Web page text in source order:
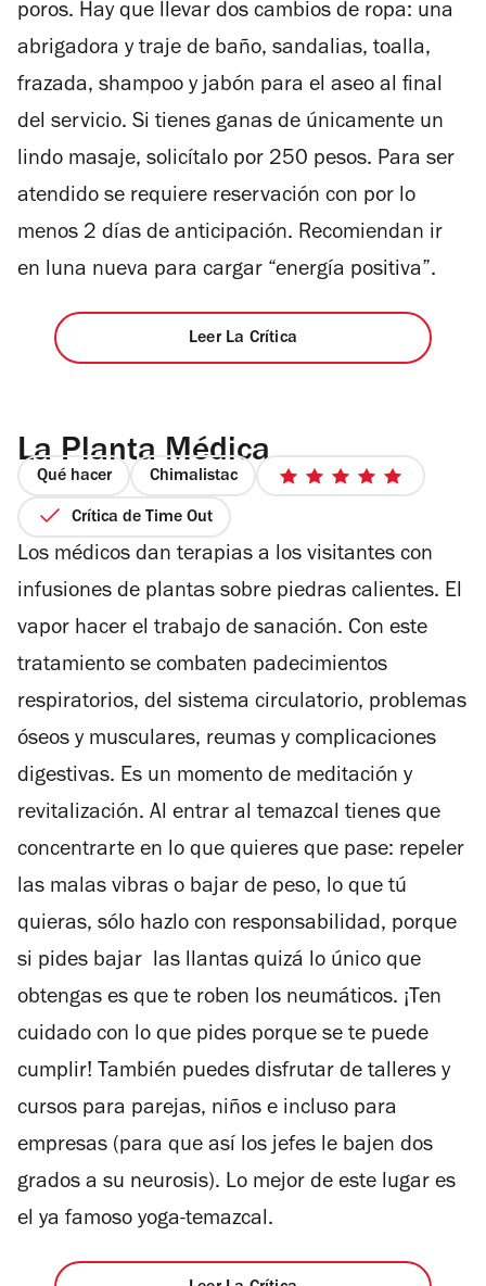
poros. Hay que llevar dos cambios de ropa: una
abrigadora y traje de baño, sandalias, toalla,
frazada, shampoo y jabón para el aseo al final
del servicio. Si tienes ganas de únicamente un
lindo masaje, solicítalo por 250 pesos. Para ser
atendido se requiere reservación con por lo
menos 2 días de anticipación. Recomiendan ir
en luna nueva para cargar “energía positiva”.
Leer La Crítica
La Planta Médica
Qué hacer Chimalistac
5
estrellas
Crítica de Time Out
Los médicos dan terapias a los visitantes con
infusiones de plantas sobre piedras calientes. El
vapor hacer el trabajo de sanación. Con este
tratamiento se combaten padecimientos
respiratorios, del sistema circulatorio, problemas
óseos y musculares, reumas y complicaciones
digestivas. Es un momento de meditación y
revitalización. Al entrar al temazcal tienes que
concentrarte en lo que quieres que pase: repeler
las malas vibras o bajar de peso, lo que tú
quieras, sólo hazlo con responsabilidad, porque
si pides bajar las llantas quizá lo único que
obtengas es que te roben los neumáticos. ¡Ten
cuidado con lo que pides porque se te puede
cumplir! También puedes disfrutar de talleres y
cursos para parejas, niños e incluso para
empresas (para que así los jefes le bajen dos
grados a su neurosis). Lo mejor de este lugar es
el ya famoso yoga-temazcal.